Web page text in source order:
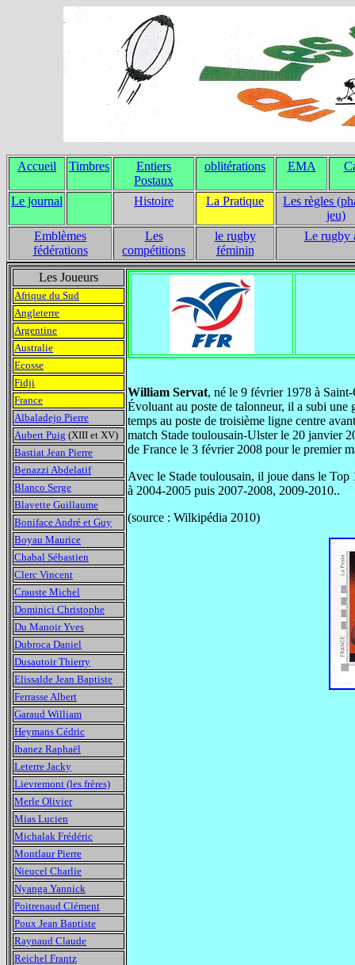
Accueil Timbres
Entiers
Postaux
oblitérations EMA
Le journal Histoire La Pratique
Les règles
jeu)
Emblèmes
fédérations
Les
compétitions
le rugby
féminin
Le rugby
Les Joueurs
William Servat, né le 9 février 1978 à
Évoluant au poste de talonneur, il a subi une
temps au poste de troisième ligne centre
match Stade toulousain-Ulster le 20 janvier
de France le 3 février 2008 pour le premier
Avec le Stade toulousain, il joue dans le
à 2004-2005 puis 2007-2008, 2009-2010..
(source : Wilkipédia 2010)
Afrique du Sud
Angleterre
Argentine
Australie
Ecosse
Fidji
France
Albaladejo Pierre
Aubert Puig (XIII et XV)
Bastiat Jean Pierre
Benazzi Abdelatif
Blanco Serge
Blavette Guillaume
Boniface André et Guy
Boyau Maurice
Chabal Sébastien
Clerc Vincent
Crauste Michel
Dominici Christophe
Du Manoir Yves
Dubroca Daniel
Dusautoir Thierry
Elissalde Jean Baptiste
Ferrasse Albert
Garaud William
Heymans Cédric
Ibanez Raphaël
Leterre Jacky
Lievremont (les frères)
Merle Olivier
Mias Lucien
Michalak Frédéric
Montlaur Pierre
Nieucel Charlie
Nyanga Yannick
Poitrenaud Clément
Poux Jean Baptiste
Raynaud Claude
Reichel Frantz